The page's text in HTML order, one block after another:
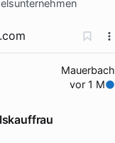
Mauerbach
vor 1 M